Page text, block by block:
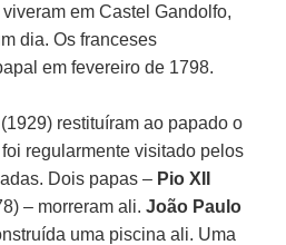
em Castel Gandolfo,
dia. Os franceses
em fevereiro de 1798.
(1929) restituíram ao papado o
foi regularmente visitado pelos
Dois papas – Pio XII
– morreram ali.João Paulo
uma piscina ali. Uma